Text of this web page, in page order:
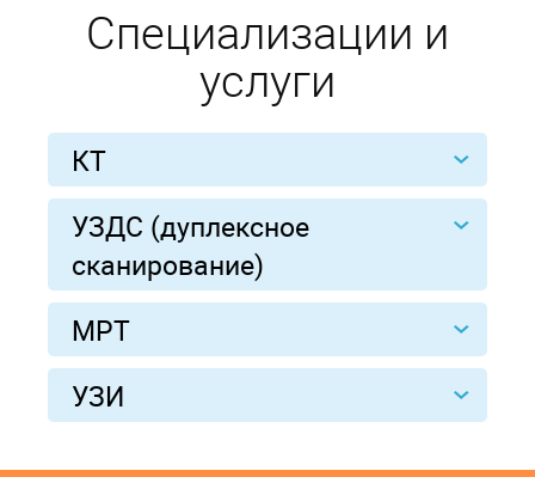
Специализации и
услуги
КТ
УЗДС (дуплексное
сканирование)
МРТ
УЗИ